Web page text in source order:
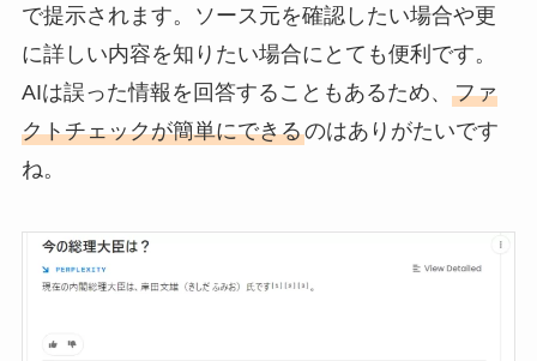
で提示されます。ソース元を確認したい場合や更
に詳しい内容を知りたい場合にとても便利です。
AIは誤った情報を回答することもあるため、 ファ
クトチェックが簡単にできるのはありがたいです
ね。